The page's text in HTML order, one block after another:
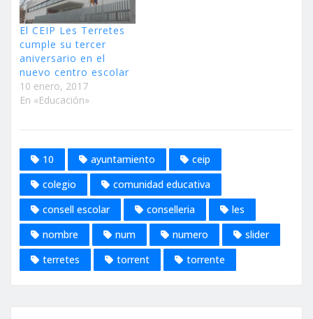
El CEIP Les Terretes
cumple su tercer
aniversario en el
nuevo centro escolar
10 enero, 2017
En «Educación»
10 ayuntamiento
ceip
colegio
comunidad educativa
consell escolar
conselleria
les
nombre
num numero
slider
terretes
torrent torrente